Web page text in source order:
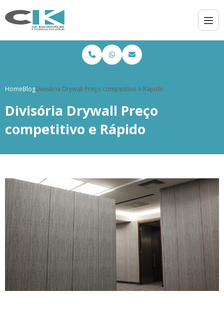
HomeBlogDivisória Drywall Preço competitivo e Rápido
Divisória Drywall Preço
competitivo e Rápido